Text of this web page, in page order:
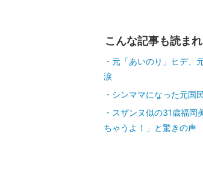
こんな記事も読ま
元「あいのり」ヒデ、
涙
シンママになった元国
スザンヌ似の31歳福岡
ちゃうよ！」と驚きの声